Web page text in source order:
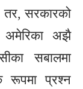
तर, सरकारको
अमेरिका अझै
सबालमा
रूपमा प्रश्न